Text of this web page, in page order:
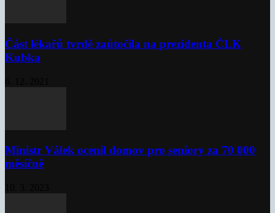
Část lékařů tvrdě zaútočila na prezidenta ČLK
Kubka
Ministr Válek ocenil domov pro seniory za 70 000
měsíčně